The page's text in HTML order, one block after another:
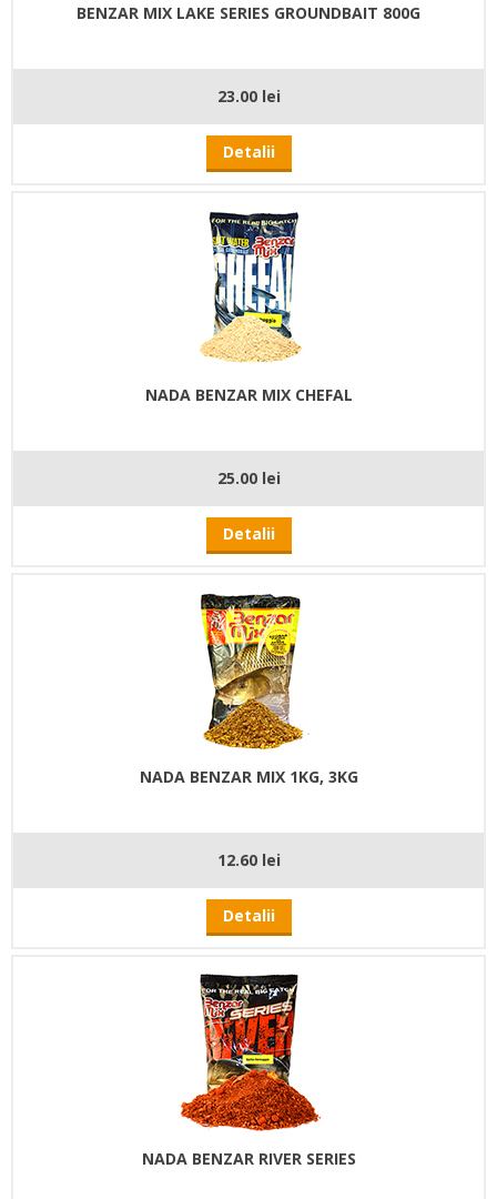
BENZAR MIX LAKE SERIES GROUNDBAIT 800G
23.00 lei
Detalii
NADA BENZAR MIX CHEFAL
25.00 lei
Detalii
NADA BENZAR MIX 1KG, 3KG
12.60 lei
Detalii
NADA BENZAR RIVER SERIES